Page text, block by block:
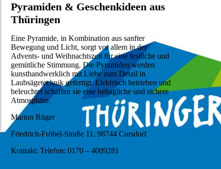
Pyramiden & Geschenkideen aus
Thüringen
Eine Pyramide, in Kombination aus sanfter
Bewegung und Licht, sorgt vor allem in der
Advents- und Weihnachtszeit für eine festliche und
gemütliche Stimmung. Die Pyramiden werden
kunsthandwerklich mit Liebe zum Detail in
Laubsägetechnik gefertigt. Elektrisch betrieben und
beleuchtet schaffen sie eine behagliche und sichere
Atmosphäre.
Marion Rüger
Friedrich-Fröbel-Straße 11, 98744 Cursdorf
Kontakt: Telefon: 0170 – 4009281